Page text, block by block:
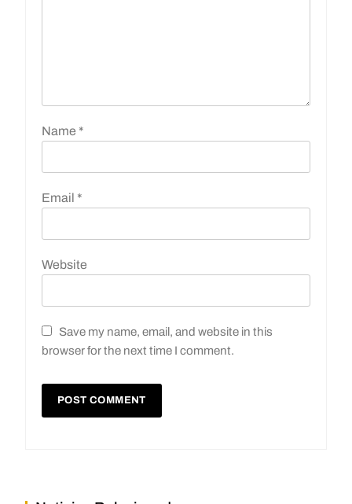
Name *
Email *
Website
Save my name, email, and website in this
browser for the next time I comment.